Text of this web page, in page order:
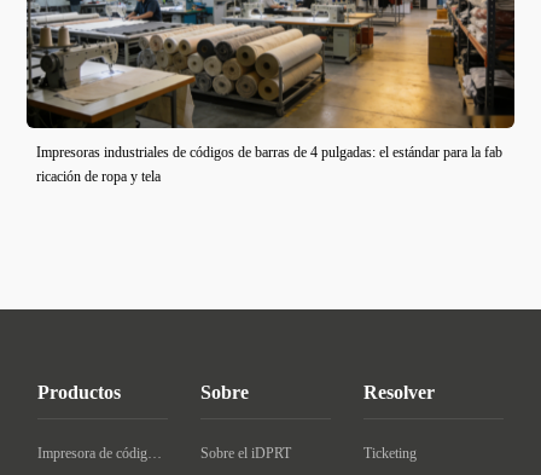
Impresoras industriales de códigos de barras de 4 pulgadas: el estándar para la fab
ricación de ropa y tela
Productos Sobre
Sobre el iDPRT
Resolver
Ticketing